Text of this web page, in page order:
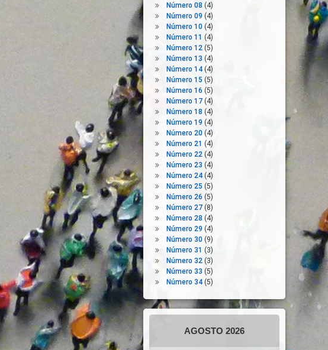
Número 08 (4)
Número 09(4)
Número 10(4)
Número 11 (4)
Número 12(5)
Número 13 (4)
Número 14(4)
Número 15 (5)
Número 16 (5)
Número 17(4)
Número 18 (4)
Número 19 (4)
Número 20(4)
Número 21 (4)
Número 22(4)
Número 23 (4)
Número 24(4)
Número 25 (5)
Número 26 (5)
Número 27(8)
Número 28 (4)
Número 29 (4)
Número 30(9)
Número 31 (3)
Número 32(3)
Número 33 (5)
Número 34(5)
AGOSTO 2026